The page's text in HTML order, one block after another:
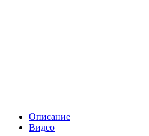
Описание
Видео